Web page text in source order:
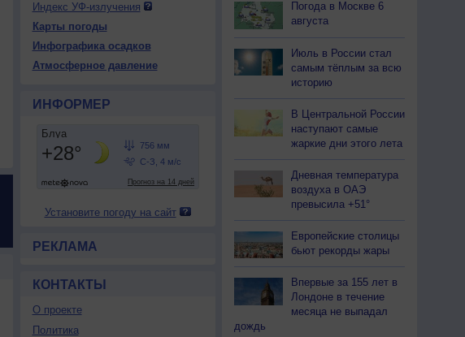
Индекс УФ-излучения
Карты погоды
Инфографика осадков
Атмосферное давление
ИНФОРМЕР
Установите погоду на сайт
РЕКЛАМА
КОНТАКТЫ
О проекте
Политика
Погода в Москве 6
августа
Июль в России стал
самым тёплым за всю
историю
В Центральной России
наступают самые
жаркие дни этого лета
Дневная температура
воздуха в ОАЭ
превысила +51°
Европейские столицы
бьют рекорды жары
Впервые за 155 лет в
Лондоне в течение
месяца не выпадал
дождь